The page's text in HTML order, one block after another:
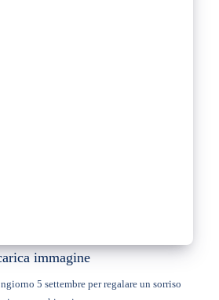
immagine
5 settembre per regalare un sorriso